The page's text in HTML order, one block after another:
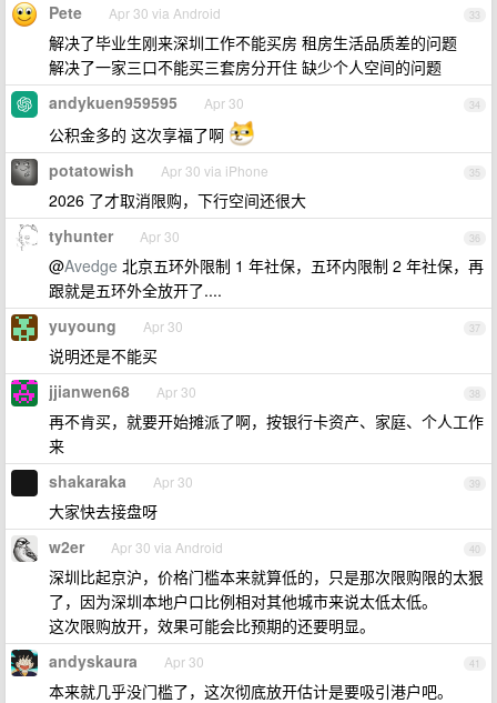
33
Pete Apr 30 via Android
解决了毕业生刚来深圳工作不能买房 租房生活品质差的问题
解决了一家三口不能买三套房分开住 缺少个人空间的问题
34
andykuen959595 Apr 30
公积金多的 这次享福了啊
35
potatowish Apr 30 via iPhone
2026 了才取消限购，下行空间还很大
36
tyhunter Apr 30
@Avedge 北京五环外限制 1 年社保，五环内限制 2 年社保，再
跟就是五环外全放开了....
37
yuyoung Apr 30
说明还是不能买
38
jjianwen68 Apr 30
再不肯买，就要开始摊派了啊，按银行卡资产、家庭、个人工作
来
39
shakaraka Apr 30
大家快去接盘呀
40
w2er Apr 30 via Android
深圳比起京沪，价格门槛本来就算低的，只是那次限购限的太狠
了，因为深圳本地户口比例相对其他城市来说太低太低。
这次限购放开，效果可能会比预期的还要明显。
41
andyskaura Apr 30
本来就几乎没门槛了，这次彻底放开估计是要吸引港户吧。